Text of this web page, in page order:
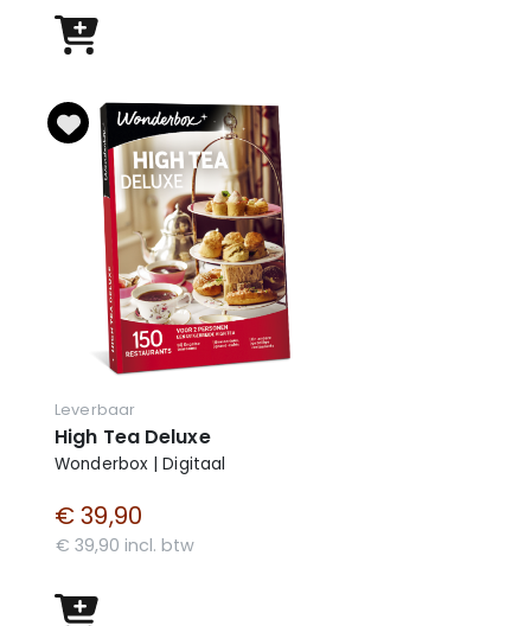
Leverbaar
High Tea Deluxe
Wonderbox | Digitaal
€ 39,90
€ 39,90 incl. btw